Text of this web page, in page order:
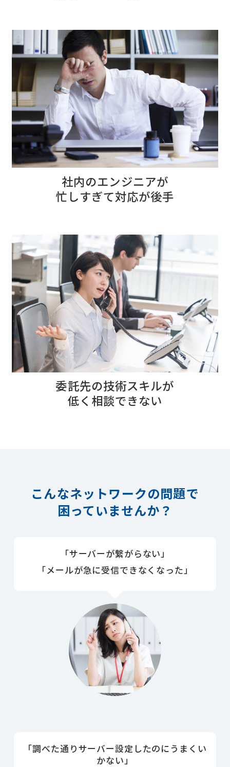
社内のエンジニアが
忙しすぎて対応が後手
委託先の技術スキルが
低く相談できない
こんなネットワークの問題で
困っていませんか？
「サーバーが繋がらない」
「メールが急に受信できなくなった 」
「調べた通りサーバー設定 したのにうまくい
かない」